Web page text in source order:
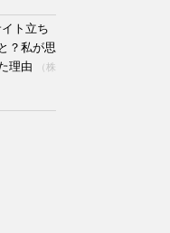
ト立ち
？私が思
理由
（株